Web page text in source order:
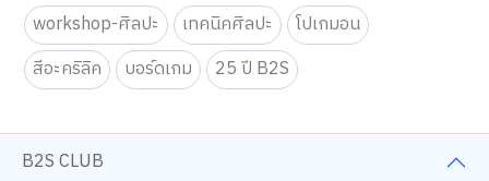
workshop-ศิลปะ
เทคนิคศิลปะ
โปเกมอน
สีอะคริลิค
บอร์ดเกม 25 ปี B2S
B2S CLUB